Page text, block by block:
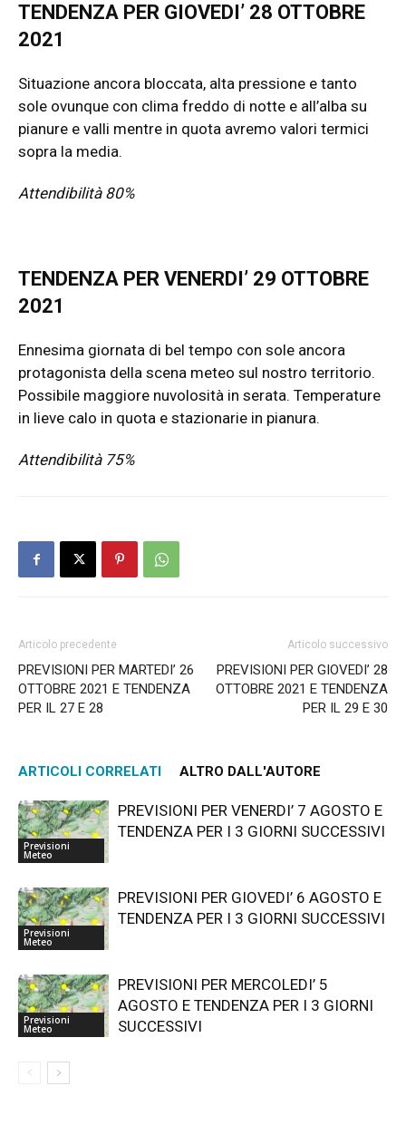
TENDENZA PER GIOVEDI’ 28 OTTOBRE
2021
Situazione ancora bloccata, alta pressione e tanto
sole ovunque con clima freddo di notte e all’alba su
pianure e valli mentre in quota avremo valori termici
sopra la media.
Attendibilità 80%
TENDENZA PER VENERDI’ 29 OTTOBRE
2021
Ennesima giornata di bel tempo con sole ancora
protagonista della scena meteo sul nostro territorio.
Possibile maggiore nuvolosità in serata. Temperature
in lieve calo in quota e stazionarie in pianura.
Attendibilità 75%
Articolo precedente
PREVISIONI PER MARTEDI’ 26
OTTOBRE 2021 E TENDENZA
PER IL 27 E 28
Articolo successivo
PREVISIONI PER GIOVEDI’ 28
OTTOBRE 2021 E TENDENZA
PER IL 29 E 30
ARTICOLI CORRELATI ALTRO DALL'AUTORE
Previsioni
Meteo
PREVISIONI PER VENERDI’ 7 AGOSTO E
TENDENZA PER I 3 GIORNI SUCCESSIVI
Previsioni
Meteo
PREVISIONI PER GIOVEDI’ 6 AGOSTO E
TENDENZA PER I 3 GIORNI SUCCESSIVI
Previsioni
Meteo
PREVISIONI PER MERCOLEDI’ 5
AGOSTO E TENDENZA PER I 3 GIORNI
SUCCESSIVI